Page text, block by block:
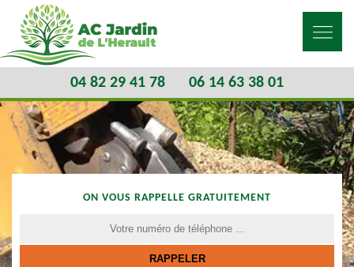
04 82 29 41 78 06 14 63 38 01
ON VOUS RAPPELLE GRATUITEMENT